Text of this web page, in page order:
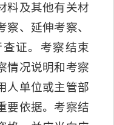
料及其他有关材
、延伸考察、
证。考察结束
情况说明和考察
人单位或主管部
要依据。考察结